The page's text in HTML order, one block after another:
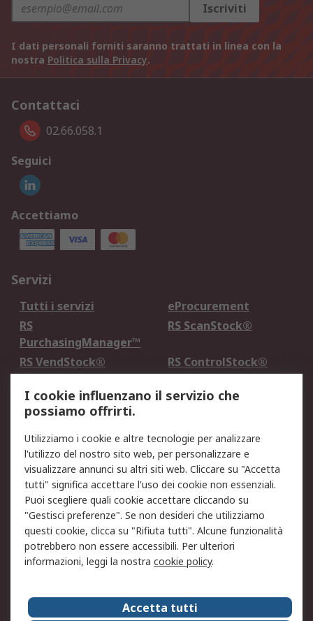
Iscriviti
I dati personali forniti saranno trattati in linea con la
nostra Politica sulla Privacy.
Contattaci
02.66.058.1
Seguici
Accettiamo
Servizi
Tutti i servizi
eProcurement
RS
PurchasingManager™
RS ScanStock®
RS VendStock®
RS ControlStock®
Legale
Informativa Cookie
Informativa Privacy -
Aggiornata
Email Security
Termini d'uso
Condizioni di vendita
Condizioni generali di
servizio
Etica e responsabilità
Chi Siamo
Chi Siamo
Contattaci
Supporto
ESG
I cookie influenzano il servizio che
possiamo offrirti.
Utilizziamo i cookie e altre tecnologie per analizzare
l'utilizzo del nostro sito web, per personalizzare e
visualizzare annunci su altri siti web. Cliccare su "Accetta
tutti" significa accettare l'uso dei cookie non essenziali.
Puoi scegliere quali cookie accettare cliccando su
"Gestisci preferenze". Se non desideri che utilizziamo
questi cookie, clicca su "Rifiuta tutti". Alcune funzionalità
potrebbero non essere accessibili. Per ulteriori
informazioni, leggi la nostra cookie policy.
Accetta tutti